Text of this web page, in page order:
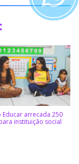
Educar arrecada 250
instituição social